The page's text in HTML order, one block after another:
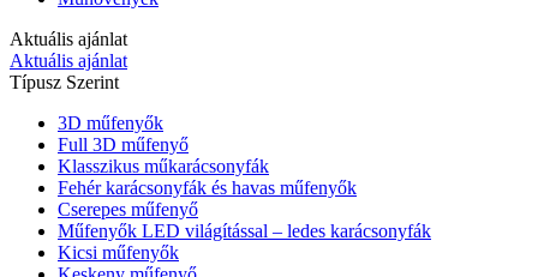
Aktuális ajánlat
Aktuális ajánlat
Típusz Szerint
3D műfenyők
Full 3D műfenyő
Klasszikus műkarácsonyfák
Fehér karácsonyfák és havas műfenyők
Cserepes műfenyő
Műfenyők LED világítással – ledes karácsonyfák
Kicsi műfenyők